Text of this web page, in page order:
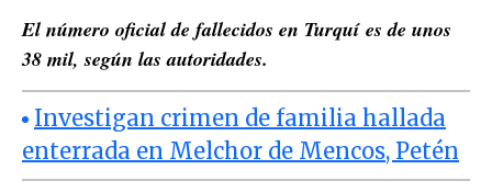
El número oficial de fallecidos en Turquí es de unos
38 mil, según las autoridades.
Investigan crimen de familia hallada
enterrada en Melchor de Mencos, Petén